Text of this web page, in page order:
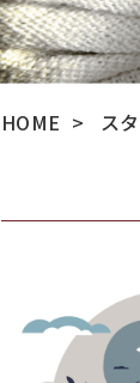
HOME > ス